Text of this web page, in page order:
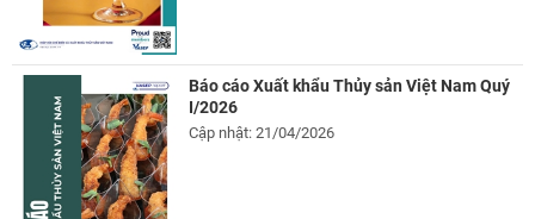
Báo cáo Xuất khẩu Thủy sản Việt Nam Quý
I/2026
Cập nhật: 21/04/2026